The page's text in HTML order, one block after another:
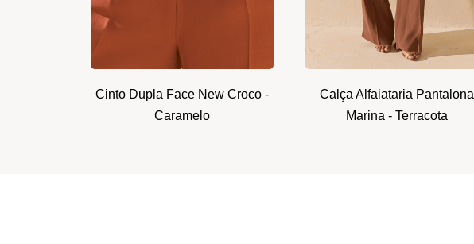
Cinto Dupla Face New Croco -
Caramelo
Calça Alfaiataria Pantalona
Marina - Terracota